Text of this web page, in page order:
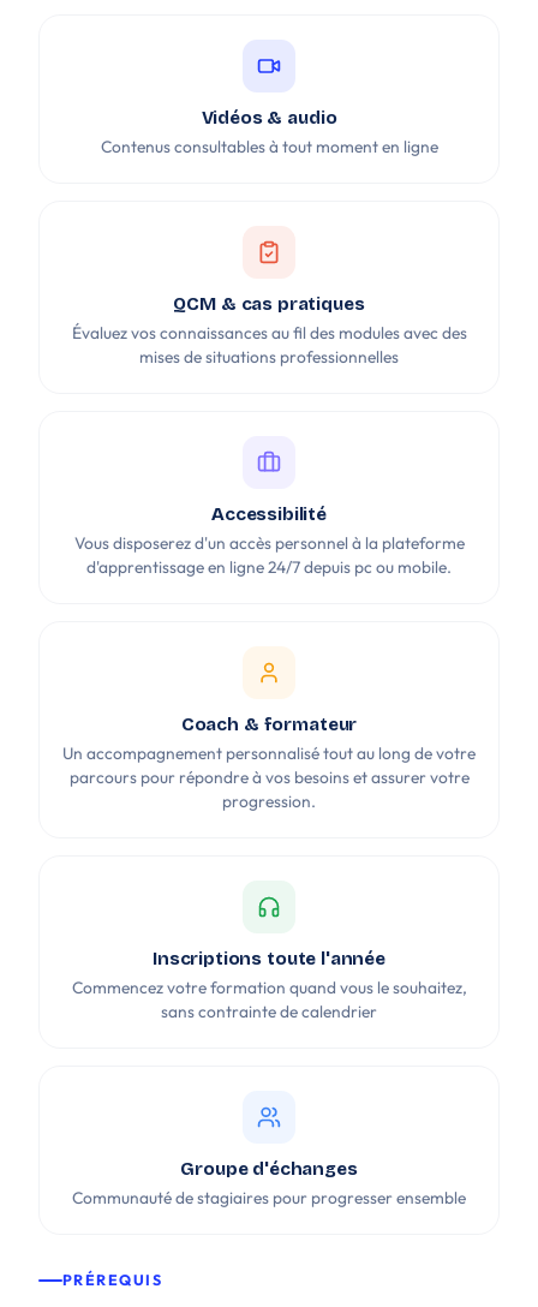
Vidéos & audio
Contenus consultables à tout moment en ligne
QCM & cas pratiques
Évaluez vos connaissances au fil des modules avec des
mises de situations professionnelles
Accessibilité
Vous disposerez d'un accès personnel à la plateforme
d'apprentissage en ligne 24/7 depuis pc ou mobile.
Coach & formateur
Un accompagnement personnalisé tout au long de votre
parcours pour répondre à vos besoins et assurer votre
progression.
Inscriptions toute l'année
Commencez votre formation quand vous le souhaitez,
sans contrainte de calendrier
Groupe d'échanges
Communauté de stagiaires pour progresser ensemble
PRÉREQUIS